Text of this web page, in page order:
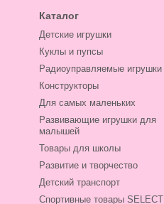
Каталог
Детские игрушки
Куклы и пупсы
Радиоуправляемые игрушки
Конструкторы
Для самых маленьких
Развивающие игрушки для
малышей
Товары для школы
Развитие и творчество
Детский транспорт
Спортивные товары SELECT